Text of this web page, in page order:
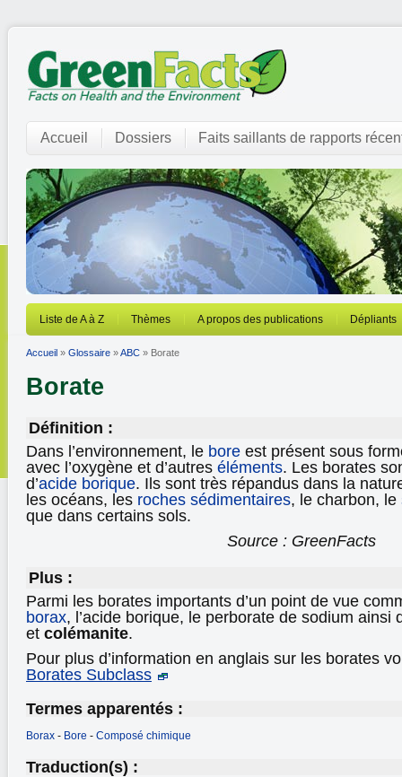
Accueil Dossiers Faits saillants de rapports
Liste de A à Z Thèmes A propos des publications Dépliants
Accueil » Glossaire »ABC » Borate
Borate
Définition :
Dans l’environnement, le bore est présent sous
avec l’oxygène et d’autres éléments. Les borates
d’acide borique. Ils sont très répandus dans la
les océans, les roches sédimentaires, le charbon, le
que dans certains sols.
Source : GreenFacts
Plus :
Parmi les borates importants d’un point de vue
borax, l’acide borique, le perborate de sodium ainsi
et colémanite.
Pour plus d’information en anglais sur les borates
Borates Subclass
Termes apparentés :
Borax - Bore - Composé chimique
Traduction(s) :